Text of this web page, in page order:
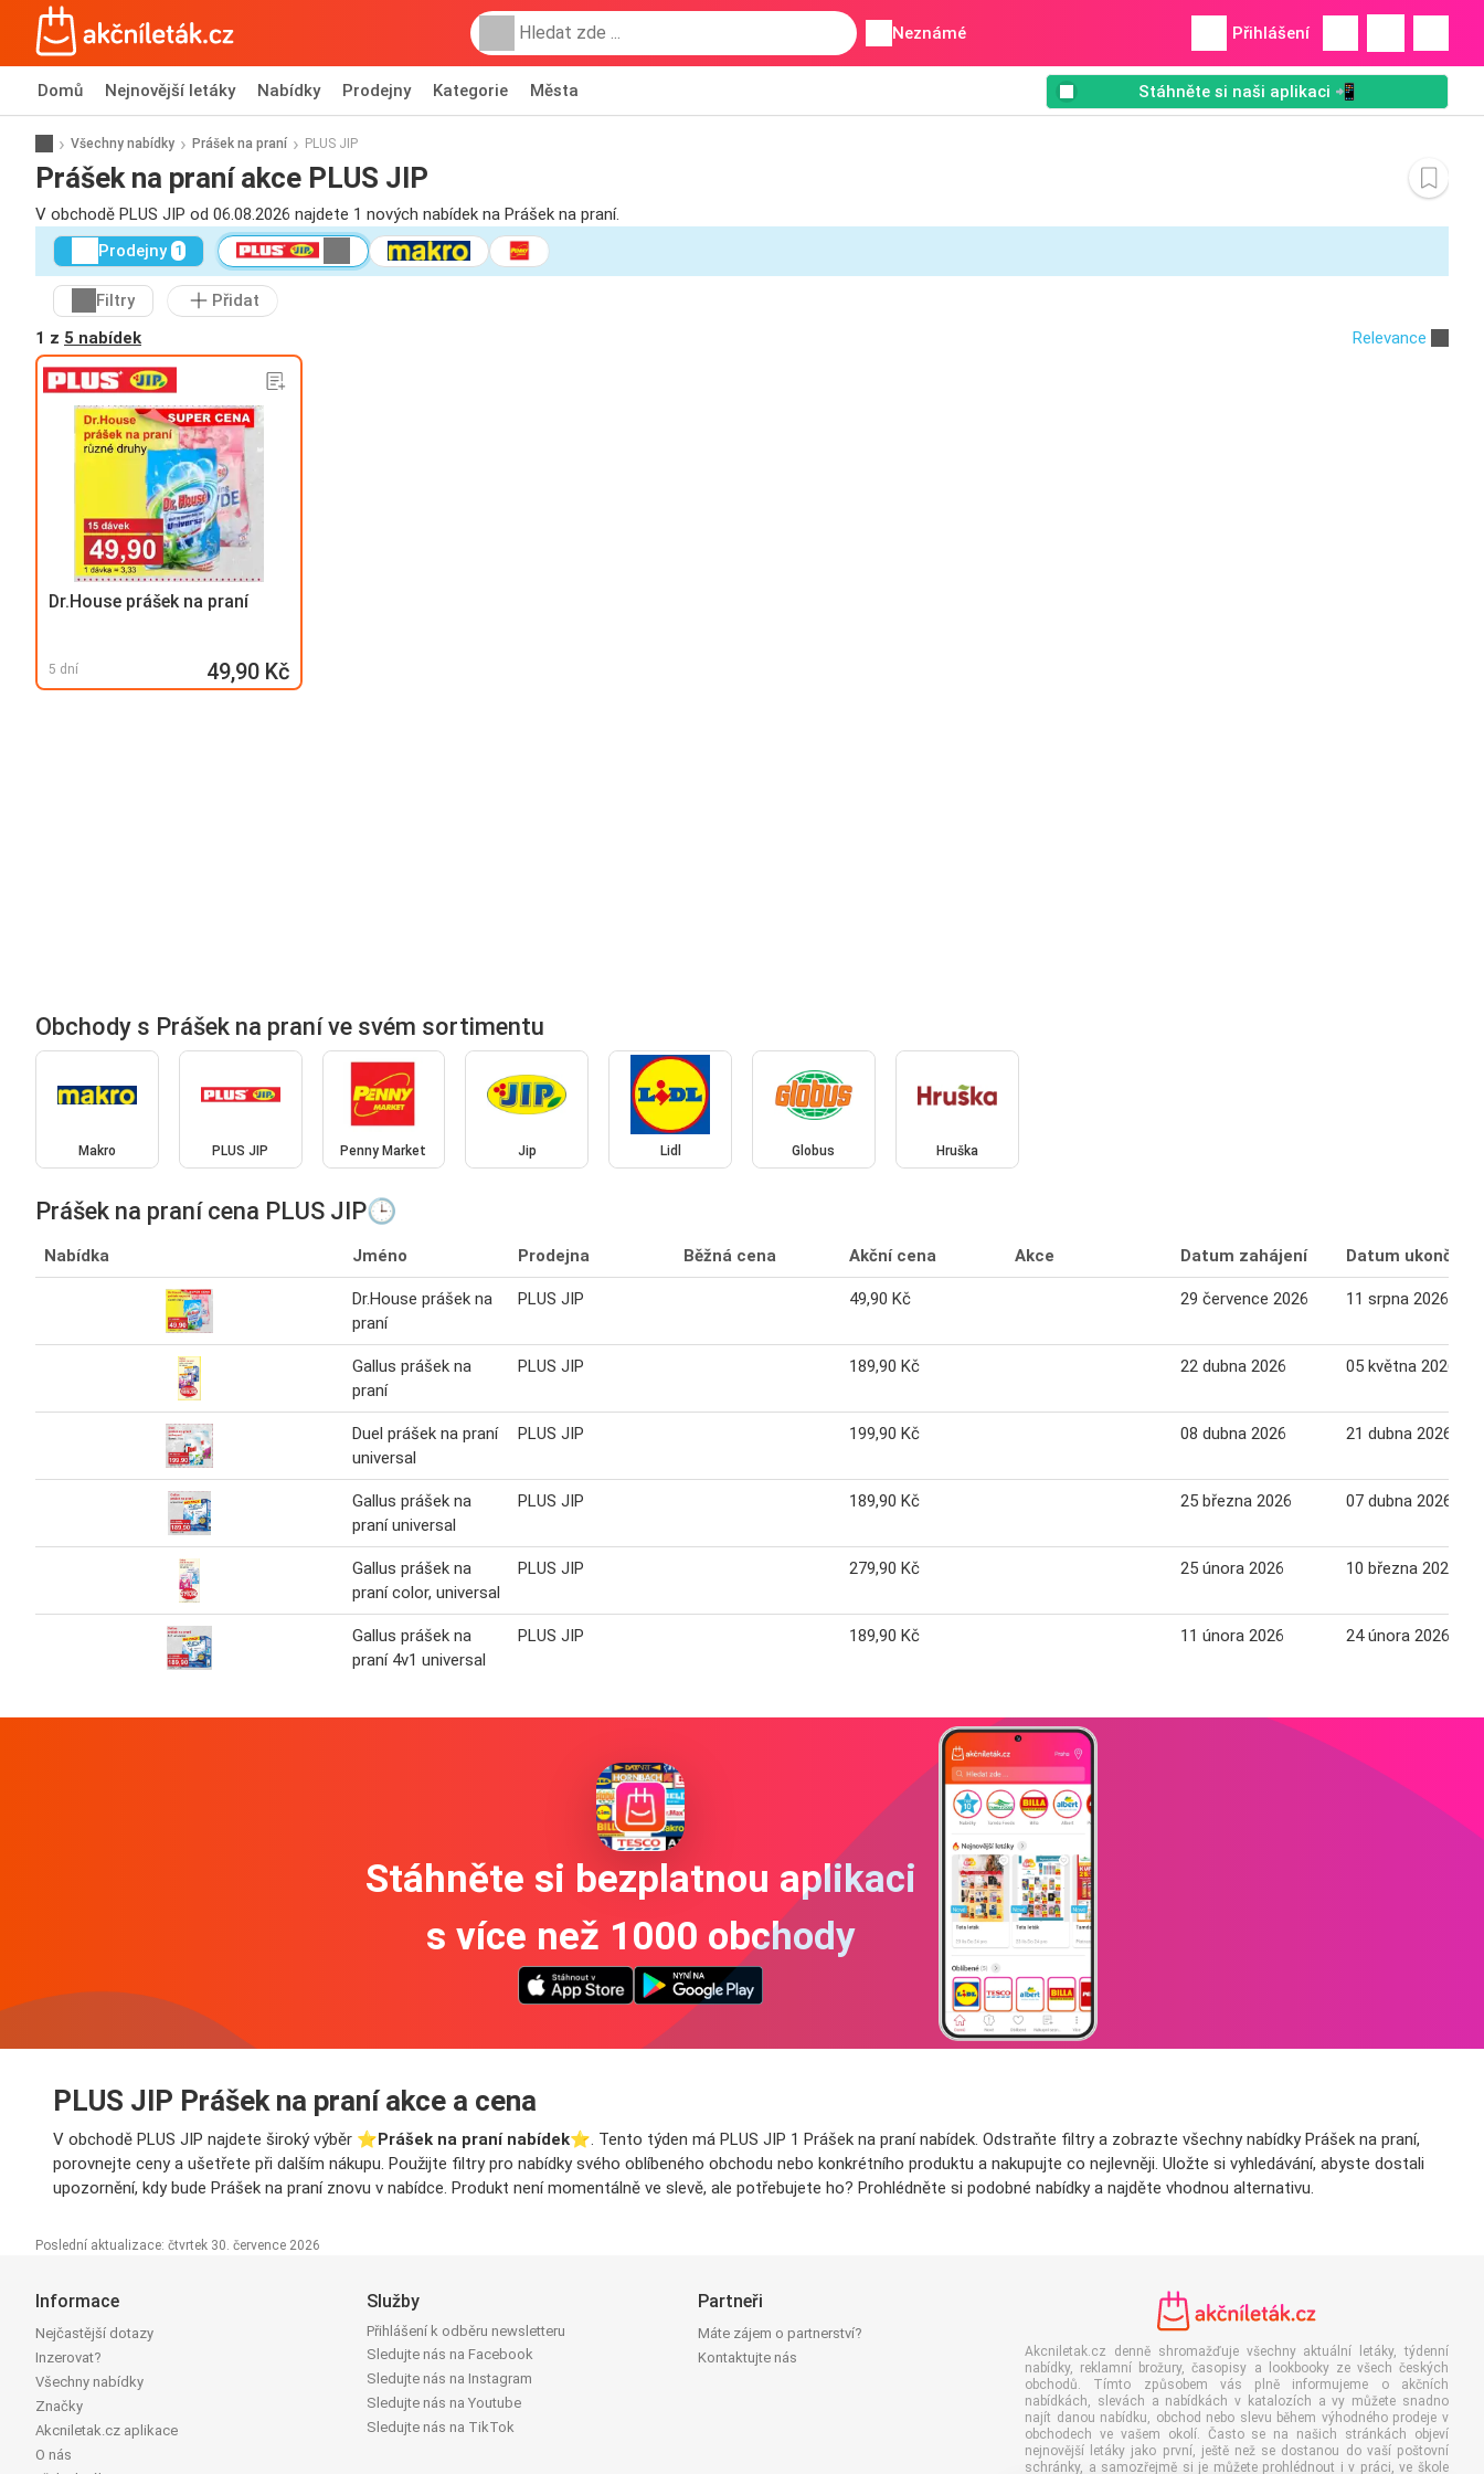
Neznámé Přihlášení
Domů Nejnovější letáky Nabídky Prodejny Kategorie Města Stáhněte si naši aplikaci 📲
Všechny nabídky Prášek na praní PLUS JIP
Prášek na praní akce PLUS JIP
V obchodě PLUS JIP od 06.08.2026 najdete 1 nových nabídek na Prášek na praní.
Prodejny 1
Filtry
Přidat
1 z 5 nabídek Relevance
Dr.House prášek na praní
5 dní 49,90 Kč
Obchody s Prášek na praní ve svém sortimentu
Makro PLUS JIP Penny Market Jip Lidl Globus Hruška
Prášek na praní cena PLUS JIP🕒
Nabídka Jméno Prodejna Běžná cena Akční cena Akce Datum zahájení Datum ukončení
Dr.House prášek na
praní
PLUS JIP 49,90 Kč 29 července 2026 11 srpna 2026
Gallus prášek na
praní
PLUS JIP 189,90 Kč 22 dubna 2026 05 května 2026
Duel prášek na praní
universal
PLUS JIP 199,90 Kč 08 dubna 2026 21 dubna 2026
Gallus prášek na
praní universal
PLUS JIP 189,90 Kč 25 března 2026 07 dubna 2026
Gallus prášek na
praní color, universal
PLUS JIP 279,90 Kč 25 února 2026 10 března 2026
Gallus prášek na
praní 4v1 universal
PLUS JIP 189,90 Kč 11 února 2026 24 února 2026
Stáhněte si bezplatnou aplikaci
s více než 1000 obchody
PLUS JIP Prášek na praní akce a cena
V obchodě PLUS JIP najdete široký výběr ⭐️Prášek na praní nabídek⭐️. Tento týden má PLUS JIP 1 Prášek na praní nabídek. Odstraňte filtry a zobrazte všechny nabídky Prášek na praní,
porovnejte ceny a ušetřete při dalším nákupu. Použijte filtry pro nabídky svého oblíbeného obchodu nebo konkrétního produktu a nakupujte co nejlevněji. Uložte si vyhledávání, abyste dostali
upozornění, kdy bude Prášek na praní znovu v nabídce. Produkt není momentálně ve slevě, ale potřebujete ho? Prohlédněte si podobné nabídky a najděte vhodnou alternativu.
Poslední aktualizace: čtvrtek 30. července 2026
Informace
Nejčastější dotazy
Inzerovat?
Všechny nabídky
Značky
Akcniletak.cz aplikace
O nás
Služby
Přihlášení k odběru newsletteru
Sledujte nás na Facebook
Sledujte nás na Instagram
Sledujte nás na Youtube
Sledujte nás na TikTok
Partneři
Máte zájem o partnerství?
Kontaktujte nás
Akcniletak.cz denně shromažďuje všechny aktuální letáky, týdenní
nabídky, reklamní brožury, časopisy a lookbooky ze všech českých
obchodů. Tímto způsobem vás plně informujeme o akčních
nabídkách, slevách a nabídkách v katalozích a vy můžete snadno
najít danou nabídku, obchod nebo slevu během výhodného prodeje v
obchodech ve vašem okolí. Často se na našich stránkách objeví
nejnovější letáky jako první, ještě než se dostanou do vaší poštovní
schránky, a samozřejmě si je můžete prohlédnout i v práci, ve škole